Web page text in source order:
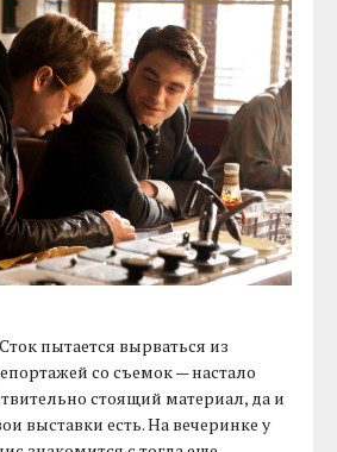
пытается вырваться из
со съемок — настало
стоящий материал, да и
выставки есть. На вечеринке у